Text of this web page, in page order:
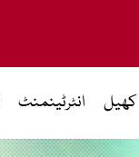
کھیل انٹرٹینمنٹ